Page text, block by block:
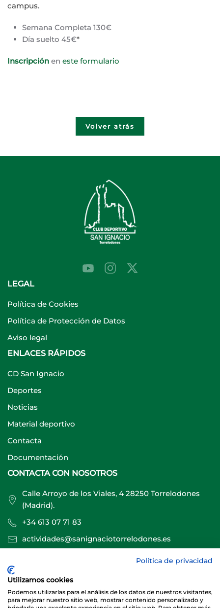
campus.
Semana Completa 130€
Día suelto 45€*
Inscripción en este formulario
Volver atrás
LEGAL
Política de Cookies
Política de Protección de Datos
Aviso legal
ENLACES RÁPIDOS
CD San Ignacio
Deportes
Noticias
Material deportivo
Contacta
Documentación
CONTACTA CON NOSOTROS
Calle Arroyo de los Viales, 4 28250 Torrelodones
(Madrid).
+34 613 07 71 83
actividades@sanignaciotorrelodones.es
Sitio web creado por
Política de privacidad
Utilizamos cookies
Podemos utilizarlas para el análisis de los datos de nuestros visitantes,
para mejorar nuestro sitio web, mostrar contenido personalizado y